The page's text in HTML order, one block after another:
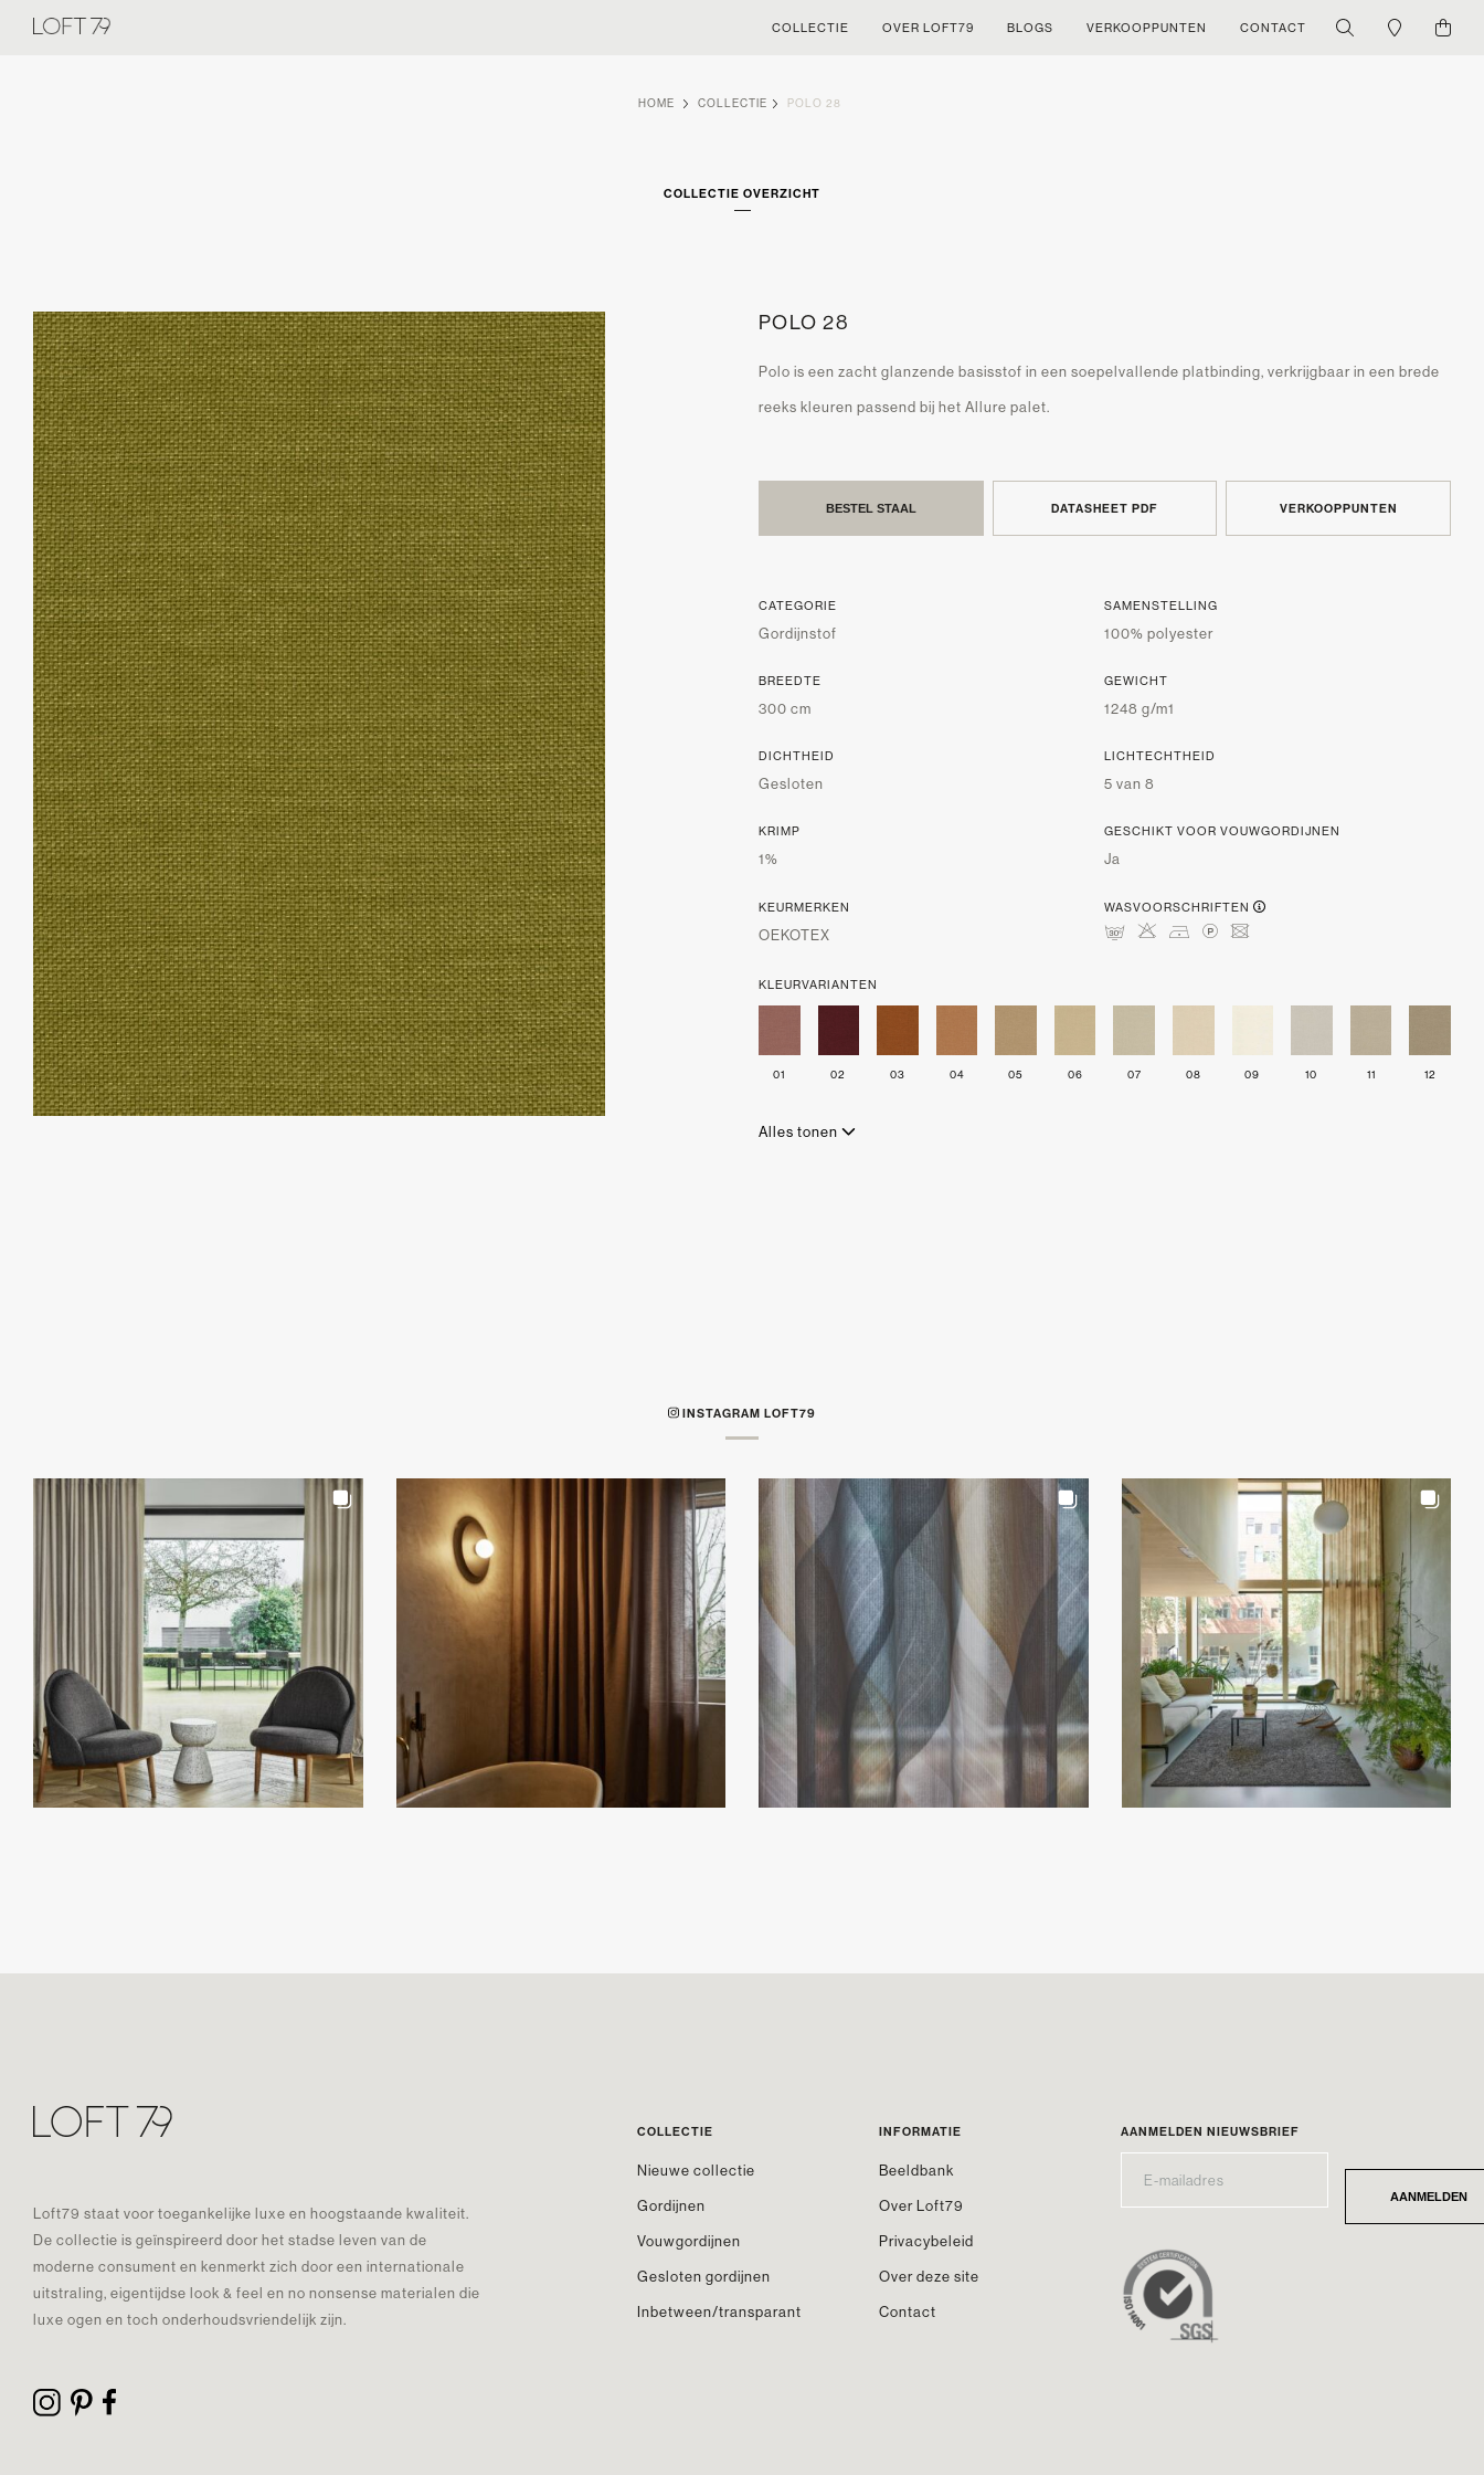
COLLECTIE OVER LOFT79 BLOGS VERKOOPPUNTEN CONTACT
HOME COLLECTIE POLO 28
COLLECTIE OVERZICHT
POLO 28
Polo is een zacht glanzende basisstof in een soepelvallende platbinding, verkrijgbaar in een brede
reeks kleuren passend bij het Allure palet.
BESTEL STAAL DATASHEET PDF VERKOOPPUNTEN
CATEGORIE
Gordijnstof
SAMENSTELLING
100% polyester
BREEDTE
300 cm
GEWICHT
1248 g/m1
DICHTHEID
Gesloten
LICHTECHTHEID
5 van 8
KRIMP
1%
GESCHIKT VOOR VOUWGORDIJNEN
Ja
KEURMERKEN
OEKOTEX
WASVOORSCHRIFTEN
mHDLU
KLEURVARIANTEN
01 02 03 04 05 06 07 08 09 10 11 12
Alles tonen
INSTAGRAM LOFT79
Loft79 staat voor toegankelijke luxe en hoogstaande kwaliteit.
De collectie is geïnspireerd door het stadse leven van de
moderne consument en kenmerkt zich door een internationale
uitstraling, eigentijdse look & feel en no nonsense materialen die
luxe ogen en toch onderhoudsvriendelijk zijn.
COLLECTIE
Nieuwe collectie
Gordijnen
Vouwgordijnen
Gesloten gordijnen
Inbetween/transparant
INFORMATIE
Beeldbank
Over Loft79
Privacybeleid
Over deze site
Contact
AANMELDEN NIEUWSBRIEF
* AANMELDEN